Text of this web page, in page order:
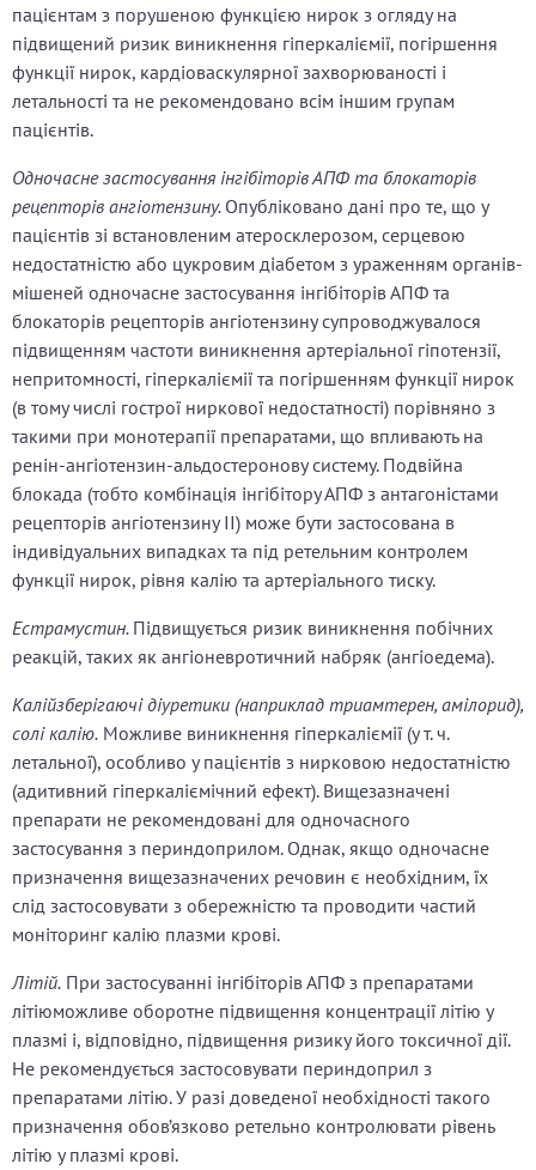
пацієнтам з порушеною функцією нирок з огляду на
підвищений ризик виникнення гіперкаліємії, погіршення
функції нирок, кардіоваскулярної захворюваності і
летальності та не рекомендовано всім іншим групам
пацієнтів.
Одночасне застосування інгібіторів АПФ та блокаторів
рецепторів ангіотензину. Опубліковано дані про те, що у
пацієнтів зі встановленим атеросклерозом, серцевою
недостатністю або цукровим діабетом з ураженням органів-
мішеней одночасне застосування інгібіторів АПФ та
блокаторів рецепторів ангіотензину супроводжувалося
підвищенням частоти виникнення артеріальної гіпотензії,
непритомності, гіперкаліємії та погіршенням функції нирок
(в тому числі гострої ниркової недостатності) порівняно з
такими при монотерапії препаратами, що впливають на
ренін-ангіотензин-альдостеронову систему. Подвійна
блокада (тобто комбінація інгібітору АПФ з антагоністами
рецепторів ангіотензину ІІ) може бути застосована в
індивідуальних випадках та під ретельним контролем
функції нирок, рівня калію та артеріального тиску.
Естрамустин. Підвищується ризик виникнення побічних
реакцій, таких як ангіоневротичний набряк (ангіоедема).
Калійзберігаючі діуретики (наприклад триамтерен, амілорид),
солі калію. Можливе виникнення гіперкаліємії (у т. ч.
летальної), особливо у пацієнтів з нирковою недостатністю
(адитивний гіперкаліємічний ефект). Вищезазначені
препарати не рекомендовані для одночасного
застосування з периндоприлом. Однак, якщо одночасне
призначення вищезазначених речовин є необхідним, їх
слід застосовувати з обережністю та проводити частий
моніторинг калію плазми крові.
Літій. При застосуванні інгібіторів АПФ з препаратами
літіюможливе оборотне підвищення концентрації літію у
плазмі і, відповідно, підвищення ризику його токсичної дії.
Не рекомендується застосовувати периндоприл з
препаратами літію. У разі доведеної необхідності такого
призначення обов’язково ретельно контролювати рівень
літію у плазмі крові.